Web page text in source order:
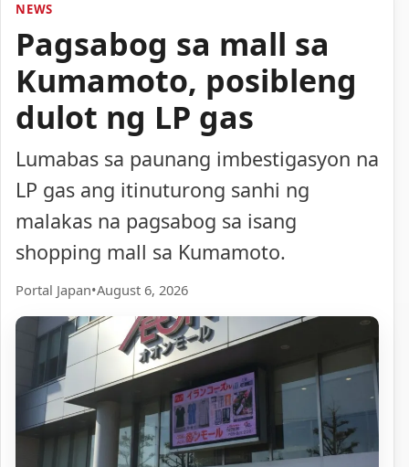
NEWS
Pagsabog sa mall sa
Kumamoto, posibleng
dulot ng LP gas
Lumabas sa paunang imbestigasyon na
LP gas ang itinuturong sanhi ng
malakas na pagsabog sa isang
shopping mall sa Kumamoto.
Portal Japan•August 6, 2026